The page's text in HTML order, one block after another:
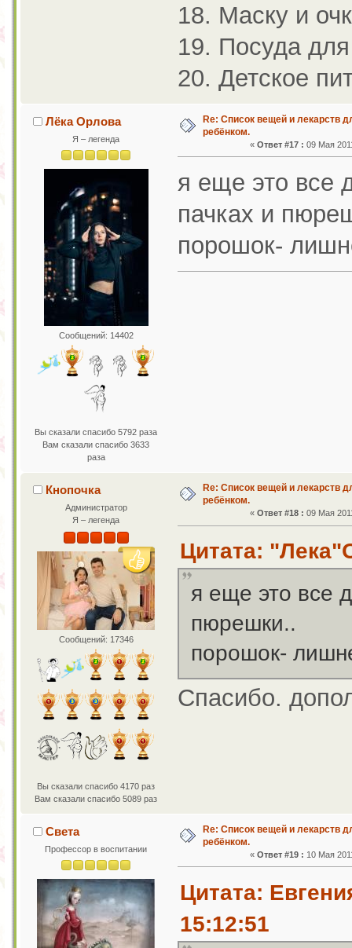
18. Маску и
19. Посуда
20. Детское
Лёка Орлова
Я – легенда
Сообщений: 14402
Вы сказали спасибо 5792 раза
Вам сказали спасибо 3633
раза
Re: Список вещей и лекарств
ребёнком.
« Ответ #17 : 09 Мая
я еще это все
пачках и
порошок-
Кнопочка
Администратор
Я – легенда
Сообщений: 17346
Вы сказали спасибо 4170 раз
Вам сказали спасибо 5089 раз
Re: Список вещей и лекарств
ребёнком.
« Ответ #18 : 09 Мая
Цитата:
я еще это все
пюрешки..
порошок-
Спасибо.
Света
Профессор в воспитании
Re: Список вещей и лекарств
ребёнком.
« Ответ #19 : 10 Мая
Цитата:
15:12:51